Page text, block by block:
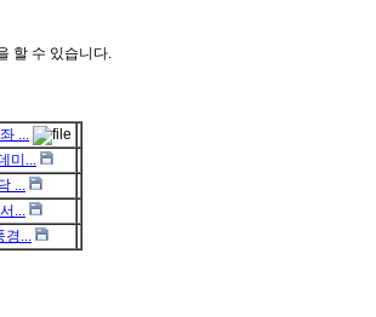
할 수 있습니다.
...
미...
...
...
경...